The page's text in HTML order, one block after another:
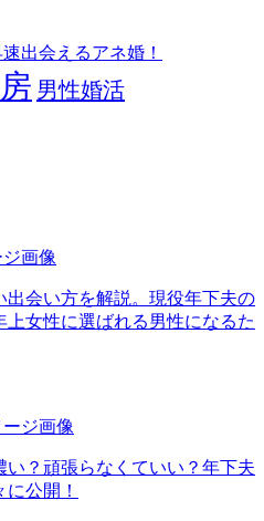
男性婚活
出会い方を解説。現役年下夫の
女性に選ばれる男性になるた
？頑張らなくていい？年下夫
公開！